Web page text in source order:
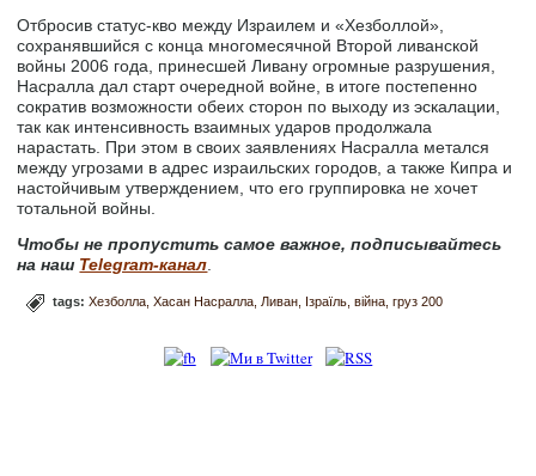
Отбросив статус-кво между Израилем и «Хезболлой»,
сохранявшийся с конца многомесячной Второй ливанской
войны 2006 года, принесшей Ливану огромные разрушения,
Насралла дал старт очередной войне, в итоге постепенно
сократив возможности обеих сторон по выходу из эскалации,
так как интенсивность взаимных ударов продолжала
нарастать. При этом в своих заявлениях Насралла метался
между угрозами в адрес израильских городов, а также Кипра и
настойчивым утверждением, что его группировка не хочет
тотальной войны.
Чтобы не пропустить самое важное, подписывайтесь
на наш Telegram-канал
tags:Хезболла Хасан Насралла Ливан Ізраїль війна груз 200